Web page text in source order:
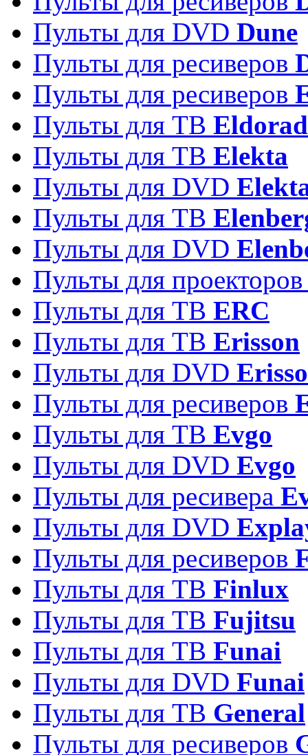
Пульты для DVD Dune
Пульты для ресиверов
Пульты для ресиверов
Пульты для ТВ
Пульты для ТВ Elekta
Пульты для DVD
Пульты для ТВ
Пульты для DVD
Пульты для
Пульты для ТВ ERC
Пульты для ТВ Erisson
Пульты для DVD
Пульты для ресиверов
Пульты для ТВ Evgo
Пульты для DVD Evgo
Пульты для ресивера
Пульты для DVD
Пульты для ресиверов
Пульты для ТВ Finlux
Пульты для ТВ Fujitsu
Пульты для ТВ Funai
Пульты для DVD Funai
Пульты для ТВ General
Пульты для ресиверов